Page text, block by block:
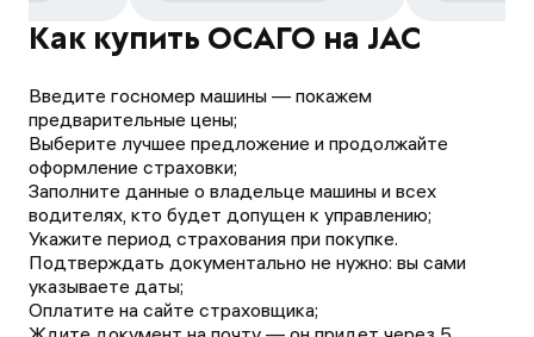
Как купить ОСАГО на JAC
Введите госномер машины — покажем
предварительные цены;
Выберите лучшее предложение и продолжайте
оформление страховки;
Заполните данные о владельце машины и всех
водителях, кто будет допущен к управлению;
Укажите период страхования при покупке.
Подтверждать документально не нужно: вы сами
указываете даты;
Оплатите на сайте страховщика;